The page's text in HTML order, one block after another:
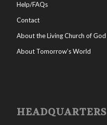
Help/FAQs
Contact
About the Living Church of God
About Tomorrow’s World
HEADQUARTERS